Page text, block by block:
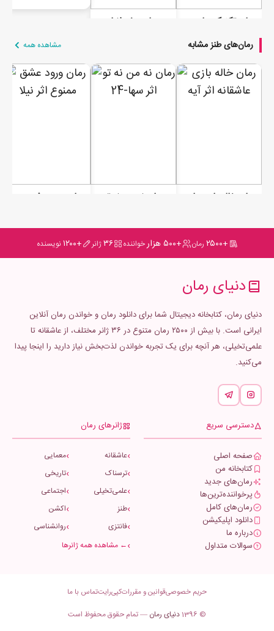
رمان جغد انبار
رمان‌های طنز مشابه مشاهده همه
رمان نه من نه تو
+۲۵۰۰ رمان +۵۰۰ هزار خواننده ۳۶ژانر +۱۲۰۰ نویسنده
دنیای رمان
دنیای رمان، کتابخانه دیجیتال شما برای دانلود رمان و خواندن رمان آنلاین
ایرانی است. با بیش از ۲۵۰۰ رمان متنوع در ۳۶ ژانر مختلف، از عاشقانه تا
علمی‌تخیلی، هر آنچه برای یک تجربه خواندن لذت‌بخش نیاز دارید را اینجا پیدا
می‌کنید.
دسترسی سریع
صفحه اصلی
کتابخانه من
رمان‌های جدید
پرخواننده‌ترین‌ها
رمان‌های کامل
دانلود اپلیکیشن
درباره ما
سوالات متداول
ژانرهای رمان
عاشقانه
معمایی
ترسناک
تاریخی
علمی‌تخیلی
اجتماعی
طنز
اکشن
فانتزی
روانشناسی
← مشاهده همه ژانرها
© 1396 دنیای رمان — تمام حقوق محفوظ است
حریم خصوصیقوانین و مقرراتکپی‌رایتتماس با ما